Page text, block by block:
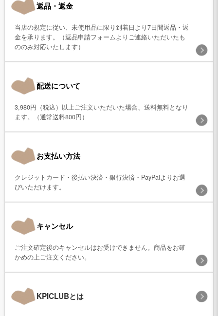
返品・返金
当店の規定に従い、未使用品に限り到着日より7日間返品・返
金を承ります。（返品申請フォームよりご連絡いただいたも
ののみ対応いたします）
配送について
3,980円（税込）以上ご注文いただいた場合、送料無料となり
ます。（通常送料800円）
お支払い方法
クレジットカード・後払い決済・銀行決済・PayPalよりお選
びいただけます。
キャンセル
ご注文確定後のキャンセルはお受けできません。商品をお確
かめの上ご注文ください。
KPICLUBとは